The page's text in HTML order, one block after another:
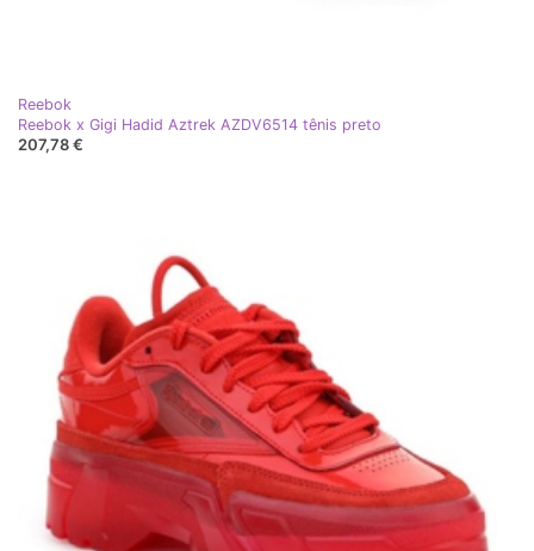
Reebok
Reebok x Gigi Hadid Aztrek AZDV6514 tênis preto
207,78 €